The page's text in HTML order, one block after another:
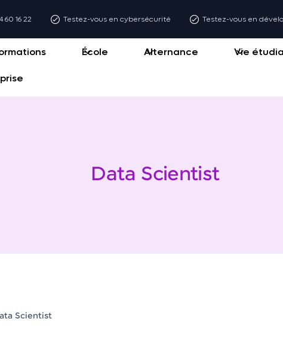
60 16 22 Testez-vous en cybersécurité Testez-vous en
École Alternance Vie
Data Scientist
Scientist